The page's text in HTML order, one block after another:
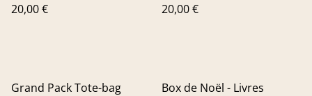
20,00 €
20,00 €
Grand Pack Tote-bag
Box de Noël - Livres